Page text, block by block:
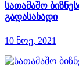
სათამაშო
გადასახადი
10 ნოე, 2021